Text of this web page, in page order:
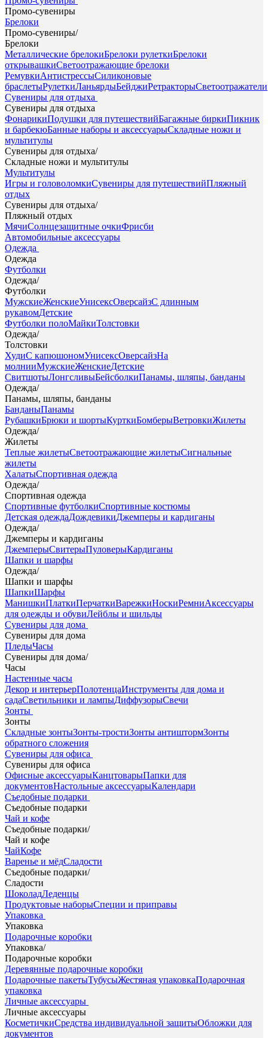
Промо-сувениры
Брелоки
Промо-сувениры/
Брелоки
Металлические брелокиБрелоки рулеткиБрелоки
открывашкиСветоотражающие брелоки
РемувкиАнтистрессыСиликоновые
браслетыРулеткиЛаньярдыБейджиРетракторыСветоотражатели
Сувениры для отдыха
Сувениры для отдыха
ФонарикиПодушки для путешествийБагажные биркиПикник
и барбекюБанные наборы и аксессуарыСкладные ножи и
мультитулы
Сувениры для отдыха/
Складные ножи и мультитулы
Мультитулы
Игры и головоломкиСувениры для путешествийПляжный
отдых
Сувениры для отдыха/
Пляжный отдых
МячиСолнцезащитные очкиФрисби
Автомобильные аксессуары
Одежда
Одежда
Футболки
Одежда/
Футболки
МужскиеЖенскиеУнисексОверсайзС длинным
рукавомДетские
Футболки полоМайкиТолстовки
Одежда/
Толстовки
ХудиС капюшономУнисексОверсайзНа
молнииМужскиеЖенскиеДетские
СвитшотыЛонгсливыБейсболкиПанамы, шляпы, банданы
Одежда/
Панамы, шляпы, банданы
БанданыПанамы
РубашкиБрюки и шортыКурткиБомберыВетровкиЖилеты
Одежда/
Жилеты
Теплые жилетыСветоотражающие жилетыСигнальные
жилеты
ХалатыСпортивная одежда
Одежда/
Спортивная одежда
Спортивные футболкиСпортивные костюмы
Детская одеждаДождевикиДжемперы и кардиганы
Одежда/
Джемперы и кардиганы
ДжемперыСвитерыПуловерыКардиганы
Шапки и шарфы
Одежда/
Шапки и шарфы
ШапкиШарфы
МанишкиПлаткиПерчаткиВарежкиНоскиРемниАксессуары
для одежды и обувиЛейблы и шильды
Сувениры для дома
Сувениры для дома
ПледыЧасы
Сувениры для дома/
Часы
Настенные часы
Декор и интерьерПолотенцаИнструменты для дома и
садаСветильники и лампыДиффузорыСвечи
Зонты
Зонты
Складные зонтыЗонты-тростиЗонты антиштормЗонты
обратного сложения
Сувениры для офиса
Сувениры для офиса
Офисные аксессуарыКанцтоварыПапки для
документовНастольные аксессуарыКалендари
Съедобные подарки
Съедобные подарки
Чай и кофе
Съедобные подарки/
Чай и кофе
ЧайКофе
Варенье и мёдСладости
Съедобные подарки/
Сладости
ШоколадЛеденцы
Продуктовые наборыСпеции и приправы
Упаковка
Упаковка
Подарочные коробки
Упаковка/
Подарочные коробки
Деревянные подарочные коробки
Подарочные пакетыТубусыЖестяная упаковкаПодарочная
упаковка
Личные аксессуары
Личные аксессуары
КосметичкиСредства индивидуальной защитыОбложки для
документов